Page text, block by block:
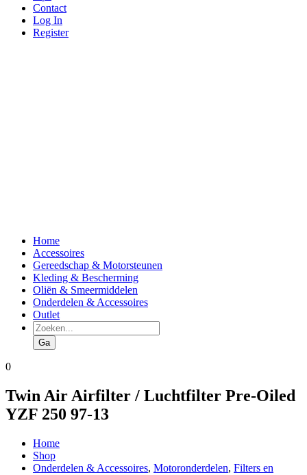
Contact
Log In
Register
Home
Accessoires
Gereedschap & Motorsteunen
Kleding & Bescherming
Oliën & Smeermiddelen
Onderdelen & Accessoires
Outlet
Producten
zoeken
Ga
0
Twin Air Airfilter / Luchtfilter Pre-Oiled
YZF 250 97-13
Home
Shop
Onderdelen & Accessoires, Motoronderdelen, Filters en